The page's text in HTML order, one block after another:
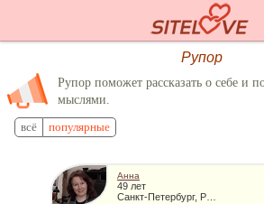
Рупор
Рупор поможет рассказать о себе и
мыслями.
всё популярные
Анна
49 лет
Санкт-Петербург, Россия